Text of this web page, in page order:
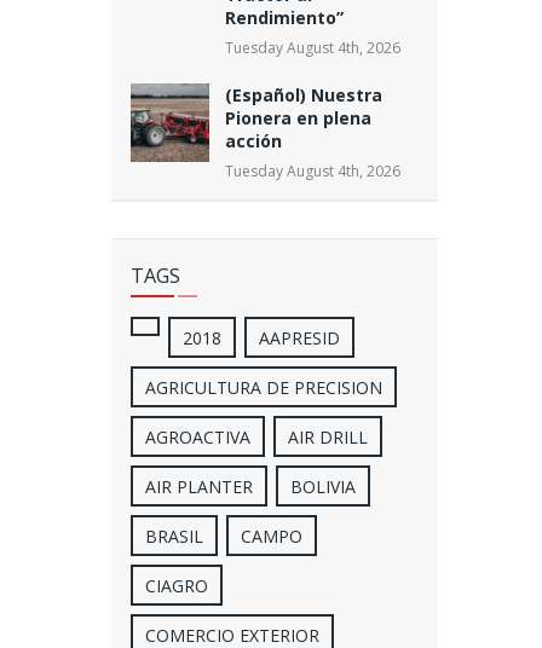
Rendimiento”
Tuesday August 4th, 2026
(Español) Nuestra
Pionera en plena
acción
Tuesday August 4th, 2026
TAGS
2018 AAPRESID
AGRICULTURA DE PRECISION
AGROACTIVA AIR DRILL
AIR PLANTER BOLIVIA
BRASIL CAMPO
CIAGRO
COMERCIO EXTERIOR